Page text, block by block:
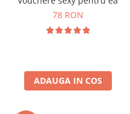
78 RON
ADAUGA IN COS